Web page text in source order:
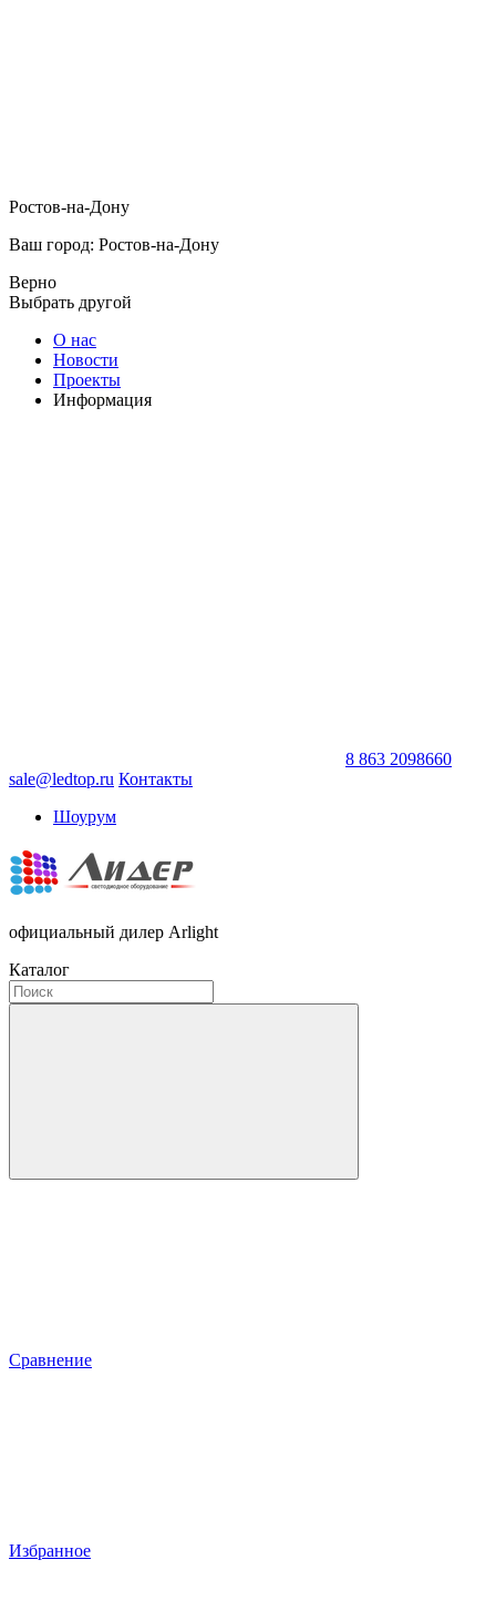
Ростов-на-Дону
Ваш город: Ростов-на-Дону
Верно
Выбрать другой
О нас
Новости
Проекты
Информация
8 863 2098660
sale@ledtop.ru Контакты
Шоурум
официальный дилер Arlight
Каталог
Сравнение
Избранное